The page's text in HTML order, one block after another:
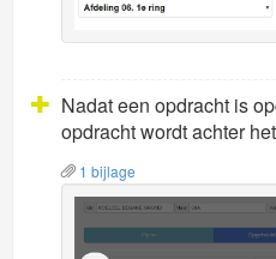
Nadat een opdracht is
opdracht wordt achter
1 bijlage